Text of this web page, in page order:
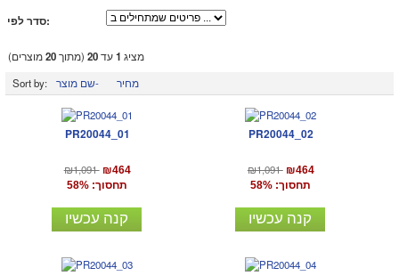
סדר לפי:
מציג 1עד20 (מתוך20מוצרים)
Sort by:
שם מוצר- מחיר
PR20044_01
₪1,091 ₪464
תחסוך: 58%
קנה עכשיו
PR20044_02
₪1,091 ₪464
תחסוך: 58%
קנה עכשיו